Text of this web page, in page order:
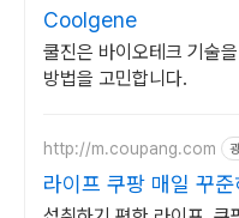
Coolgene
쿨진은 바이오테크 기술
방법을 고민합니다.
http://m.coupang.com
라이프 쿠팡 매일 꾸